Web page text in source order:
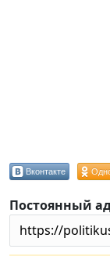
Вконтакте
Постоянный